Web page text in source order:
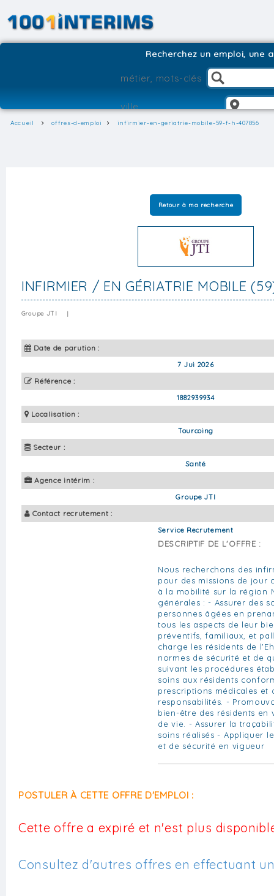
Recherchez un emploi, une
Accueil offres-d-emploi infirmier-en-geriatrie-mobile-59-f-h-407856
Retour à ma recherche
INFIRMIER / EN GÉRIATRIE MOBILE
Groupe JTI |
Date de parution :
7 Jui 2026
Référence :
1882939934
Localisation :
Tourcoing
Secteur :
Santé
Agence intérim :
Groupe JTI
Contact recrutement :
Service Recrutement
DESCRIPTIF DE L'OFFRE :
Nous recherchons des
pour des missions de jour
à la mobilité sur la région
générales : - Assurer des
personnes âgées en
tous les aspects de leur
préventifs, familiaux, et
charge les résidents de
normes de sécurité et de
suivant les procédures
soins aux résidents
prescriptions médicales et
responsabilités. -
bien-être des résidents en
de vie. - Assurer la
soins réalisés - Appliquer
et de sécurité en vigueur
POSTULER À CETTE OFFRE D'EMPLOI :
Cette offre a expiré et n'est plus
Consultez d'autres offres en effectuant